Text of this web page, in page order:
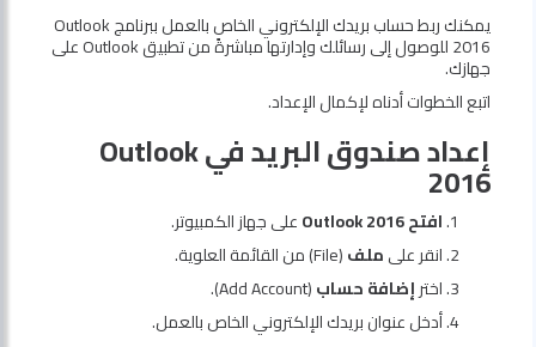
يمكنك ربط حساب بريدك الإلكتروني الخاص بالعمل ببرنامج Outlook
2016 للوصول إلى رسائلك وإدارتها مباشرةً من تطبيق Outlook على
جهازك.
اتبع الخطوات أدناه لإكمال الإعداد.
إعداد صندوق البريد في Outlook
2016
افتح Outlook 2016
على جهاز الكمبيوتر.
انقر علىملف(File) من القائمة العلوية.
اخترإضافة حساب(Add Account).
أدخل عنوان بريدك الإلكتروني الخاص بالعمل.